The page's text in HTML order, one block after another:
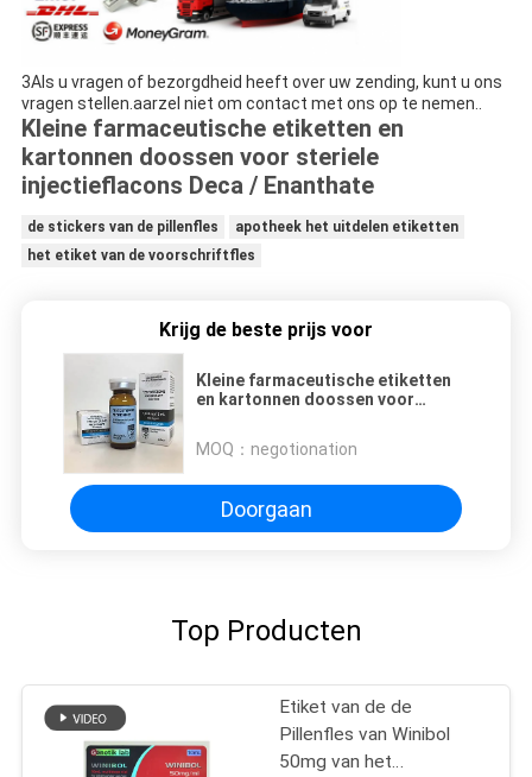
3Als u vragen of bezorgdheid heeft over uw zending, kunt u ons
vragen stellen.aarzel niet om contact met ons op te nemen..
Kleine farmaceutische etiketten en
kartonnen doossen voor steriele
injectieflacons Deca / Enanthate
de stickers van de pillenfles
apotheek het uitdelen etiketten
het etiket van de voorschriftfles
Krijg de beste prijs voor
Kleine farmaceutische etiketten
en kartonnen doossen voor
MOQ： negotionation
Doorgaan
Top Producten
Etiket van de de
Pillenfles van Winibol
50mg van het